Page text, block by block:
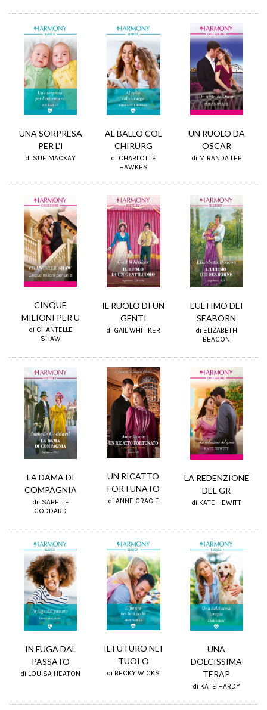
UNA SORPRESA
PER L'I
di SUE MACKAY
AL BALLO COL
CHIRURG
di CHARLOTTE
HAWKES
UN RUOLO DA
OSCAR
di MIRANDA LEE
CINQUE
MILIONI PER U
di CHANTELLE
SHAW
IL RUOLO DI UN
GENTI
di GAIL WHITIKER
L'ULTIMO DEI
SEABORN
di ELIZABETH
BEACON
LA DAMA DI
COMPAGNIA
di ISABELLE
GODDARD
UN RICATTO
FORTUNATO
di ANNE GRACIE
LA REDENZIONE
DEL GR
di KATE HEWITT
IN FUGA DAL
PASSATO
di LOUISA HEATON
IL FUTURO NEI
TUOI O
di BECKY WICKS
UNA
DOLCISSIMA
TERAP
di KATE HARDY